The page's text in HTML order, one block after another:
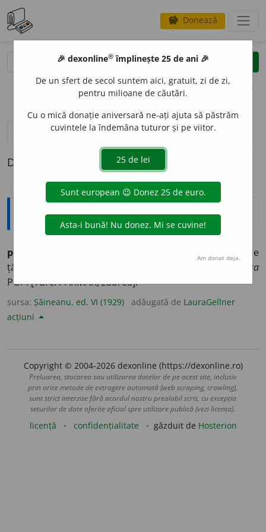
savings Donează
clear
opțiuni
definiții (1)
Definiția cu ID-ul 806520:
Explicative DEX
parmac
n. par care sprijină coastele stâlpilor unei case
țărănești:
de căpăstru mi-l trăgea, de parmac că mi-l lega
POP. [Turc. PARMAK, zâbrea].
sursa: Șăineanu, ed. VI (1929) adăugată de LauraGellner
acțiuni
Copyright © 2004-2026 dexonline (https://dexonline.ro)
Preluarea, stocarea sau utilizarea datelor de pe acest site, inclusiv
prin orice metode de extragere automată (web scraping, crawling),
sunt strict interzise fără acordul nostru prealabil scris, cu excepția
seturilor de date oferite oficial spre utilizare publică (vezi licența).
licență confidențialitate găzduit de Hosterion
🎉 dexonline® împlinește 25 de ani 🎉
De un sfert de secol suntem aici, gratuit, zi de zi,
pentru milioane de căutări.
Cu o mică donație aniversară ne-ați ajuta să păstrăm
cuvintele la îndemâna tuturor și pe viitor.
Am donat deja.